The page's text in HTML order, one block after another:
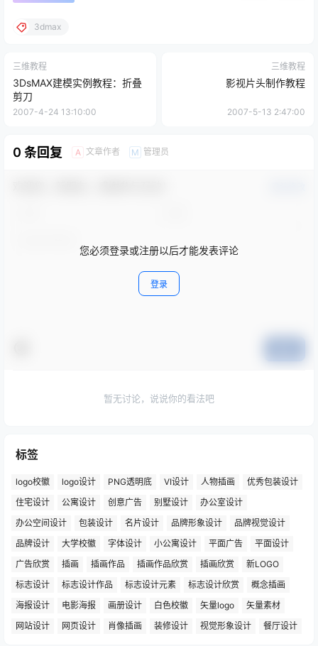
3dmax
三维教程
3DsMAX建模实例教程：折叠
剪刀
2007-4-24 13:10:00
三维教程
影视片头制作教程
2007-5-13 2:47:00
0 条回复 A 文章作者 M 管理员
您必须登录或注册以后才能发表评论
登录
暂无讨论，说说你的看法吧
标签
logo校徽 logo设计 PNG透明底 VI设计 人物插画
优秀包装设计
住宅设计
公寓设计 创意广告 别墅设计
办公室设计
办公空间设计
包装设计 名片设计 品牌形象设计
品牌视觉设计
品牌设计
大学校徽 字体设计 小公寓设计 平面广告
平面设计
广告欣赏
插画 插画作品 插画作品欣赏 插画欣赏
新LOGO
标志设计
标志设计作品 标志设计元素 标志设计欣赏
概念插画
海报设计
电影海报 画册设计 白色校徽 矢量logo
矢量素材
网站设计
网页设计 肖像插画 装修设计 视觉形象设计 餐厅设计